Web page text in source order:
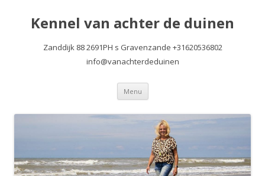
Kennel van achter de duinen
Zanddijk 88 2691PH s Gravenzande +31620536802
info@vanachterdeduinen
Menu Spring
inhoud